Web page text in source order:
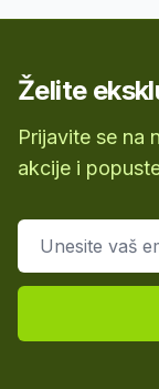
Želite
Prijavite se na
akcije i
Email adresa